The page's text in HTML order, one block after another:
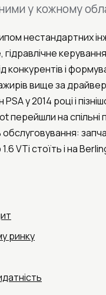
у кожному
нестандартних
гідравлічне
конкурентів і
вище за
у 2014 році і
перейшли на
VTi стоїть і на
ринку